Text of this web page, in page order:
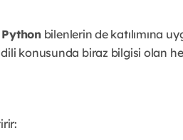
bilenlerin de katılımına
konusunda biraz bilgisi olan